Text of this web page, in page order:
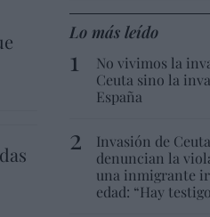
Lo más leído
No vivimos la
Ceuta sino la
España
Invasión de
denuncian la
una inmigrante
edad: “Hay